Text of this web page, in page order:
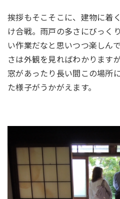
挨拶もそこそこに、建物に着
け合戦。雨戸の多さにびっく
い作業だなと思いつつ楽しん
さは外観を見ればわかります
窓があったり長い間この場所
た様子がうかがえます。